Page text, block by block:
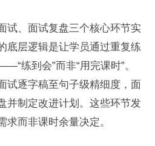
试、面试复盘三个核心环节实
底层逻辑是让学员通过重复练
练到会”而非“用完课时”。
试逐字稿至句子级精细度，面
并制定改进计划。这些环节发
求而非课时余量决定。